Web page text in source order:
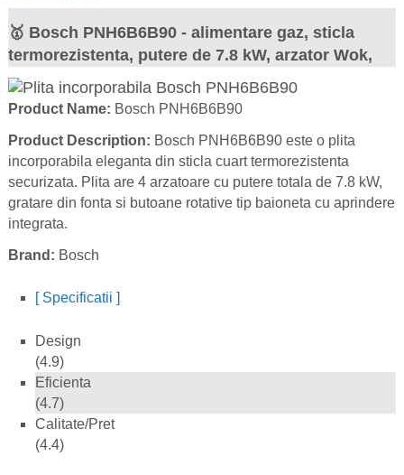
🥇 Bosch PNH6B6B90 - alimentare gaz, sticla
termorezistenta, putere de 7.8 kW, arzator Wok,
Product Name: Bosch PNH6B6B90
Product Description: Bosch PNH6B6B90 este o plita
incorporabila eleganta din sticla cuart termorezistenta
securizata. Plita are 4 arzatoare cu putere totala de 7.8 kW,
gratare din fonta si butoane rotative tip baioneta cu aprindere
integrata.
Brand: Bosch
[ Specificatii ]
Design
(4.9)
Eficienta
(4.7)
Calitate/Pret
(4.4)